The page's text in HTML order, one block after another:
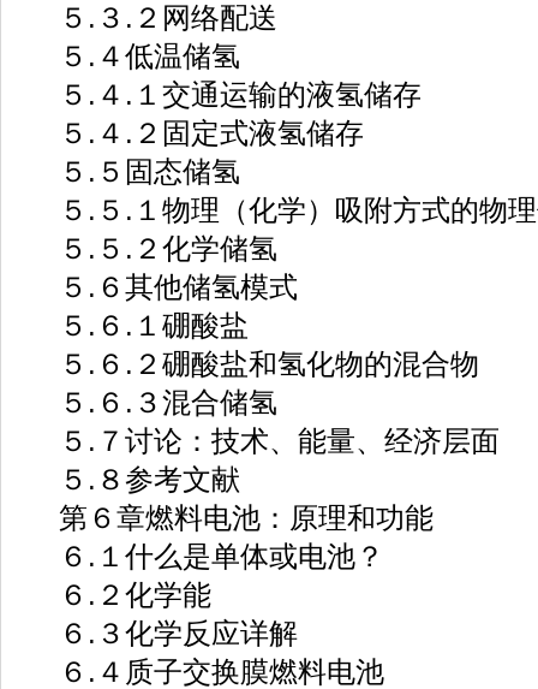
５.３.２网络配送
５.４低温储氢
５.４.１交通运输的液氢储存
５.４.２固定式液氢储存
５.５固态储氢
５.５.１物理（化学）吸附方式的物
５.５.２化学储氢
５.６其他储氢模式
５.６.１硼酸盐
５.６.２硼酸盐和氢化物的混合物
５.６.３混合储氢
５.７讨论：技术、能量、经济层面
５.８参考文献
第６章燃料电池：原理和功能
６.１什么是单体或电池？
６.２化学能
６.３化学反应详解
６.４质子交换膜燃料电池